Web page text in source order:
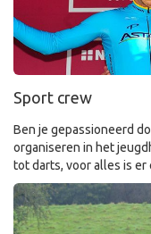
Sport crew
Ben je gepassioneerd
organiseren in het
tot darts, voor alles is er